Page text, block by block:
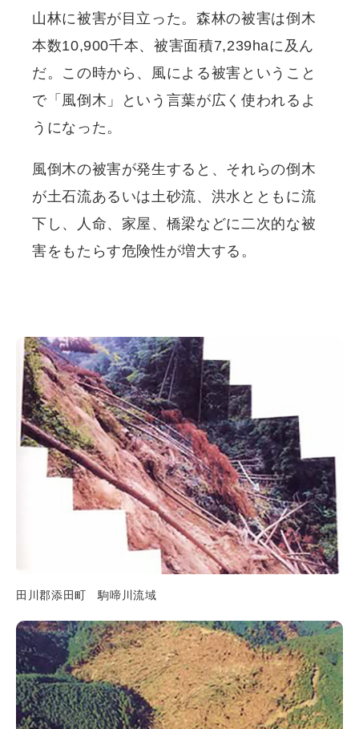
山林に被害が目立った。森林の被害は倒木
本数10,900千本、被害面積7,239haに及ん
だ。この時から、風による被害ということ
で「風倒木」という言葉が広く使われるよ
うになった。
風倒木の被害が発生すると、それらの倒木
が土石流あるいは土砂流、洪水とともに流
下し、人命、家屋、橋梁などに二次的な被
害をもたらす危険性が増大する。
田川郡添田町 駒啼川流域